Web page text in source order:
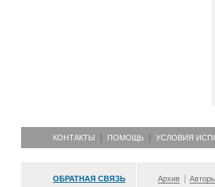
КОНТАКТЫ ПОМОЩЬ УСЛОВИЯ
ОБРАТНАЯ СВЯЗЬ Архив Авторы